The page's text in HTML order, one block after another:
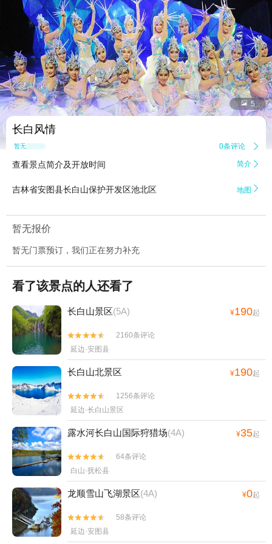
 5
长白风情
暂无点评 0条评论 
查看景点简介及开放时间 简介 
吉林省安图县长白山保护开发区池北区 地图 
暂无报价
暂无门票预订，我们正在努力补充
看了该景点的人还看了
长白山景区(5A) ¥190起


2160条评论
延边·安图县
长白山北景区 ¥190起


1256条评论
延边·长白山景区
露水河长白山国际狩猎场(4A) ¥35起


64条评论
白山·抚松县
龙顺雪山飞湖景区(4A) ¥0起


58条评论
延边·安图县